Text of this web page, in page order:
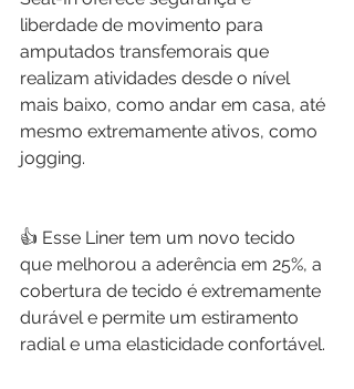
liberdade de movimento para
amputados transfemorais que
realizam atividades desde o nível
mais baixo, como andar em casa, até
mesmo extremamente ativos, como
jogging.
👍 Esse Liner tem um novo tecido
que melhorou a aderência em 25%, a
cobertura de tecido é extremamente
durável e permite um estiramento
radial e uma elasticidade confortável.